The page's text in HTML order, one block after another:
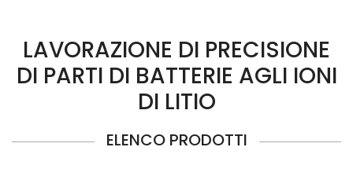
LAVORAZIONE DI PRECISIONE
DI PARTI DI BATTERIE AGLI IONI
DI LITIO
ELENCO PRODOTTI